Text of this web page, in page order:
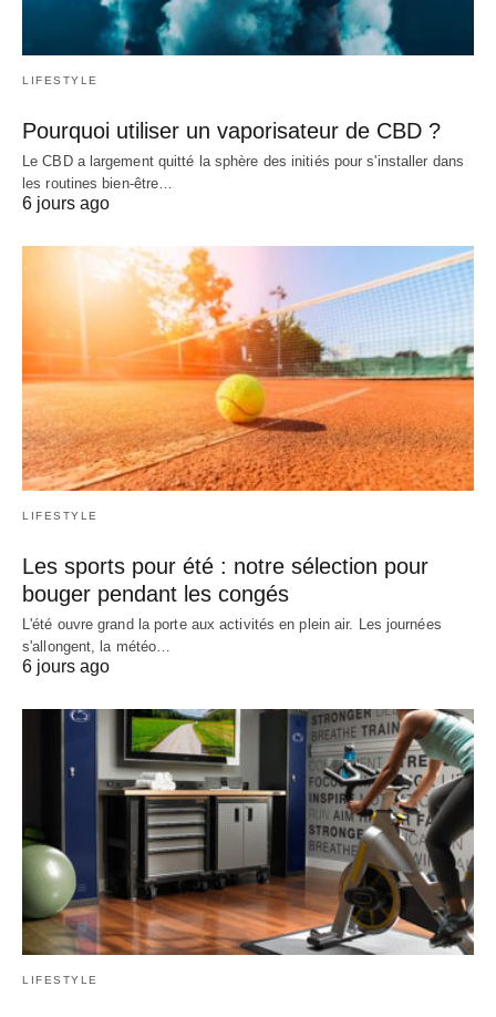
LIFESTYLE
Pourquoi utiliser un vaporisateur de CBD ?
Le CBD a largement quitté la sphère des initiés pour s'installer dans
les routines bien-être…
6 jours ago
LIFESTYLE
Les sports pour été : notre sélection pour
bouger pendant les congés
L'été ouvre grand la porte aux activités en plein air. Les journées
s'allongent, la météo…
6 jours ago
LIFESTYLE